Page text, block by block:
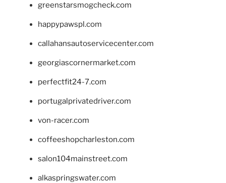
greenstarsmogcheck.com
happypawspl.com
callahansautoservicecenter.com
georgiascornermarket.com
perfectfit24-7.com
portugalprivatedriver.com
von-racer.com
coffeeshopcharleston.com
salon104mainstreet.com
alkaspringswater.com